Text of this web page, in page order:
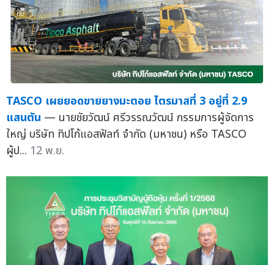
TASCO เผยยอดขายยางมะตอย ไตรมาสที่ 3 อยู่ที่ 2.9
แสนตัน — นายชัยวัฒน์ ศรีวรรณวัฒน์ กรรมการผู้จัดการ
ใหญ่ บริษัท ทิปโก้แอสฟัลท์ จำกัด (มหาชน) หรือ TASCO
ผู้ป... 12 พ.ย.